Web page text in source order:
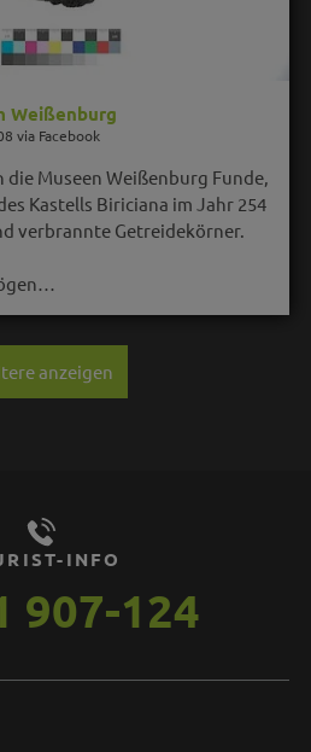
Weißenburg
via Facebook
Museen Weißenburg Funde,
Kastells Biriciana im Jahr 254
verbrannte Getreidekörner.
anzeigen
INFO
907-124